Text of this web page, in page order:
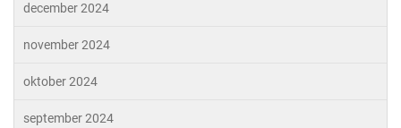
december 2024
november 2024
oktober 2024
september 2024